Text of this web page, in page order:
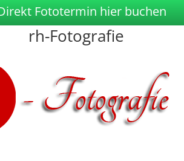
Fototermin hier buchen
rh-Fotografie